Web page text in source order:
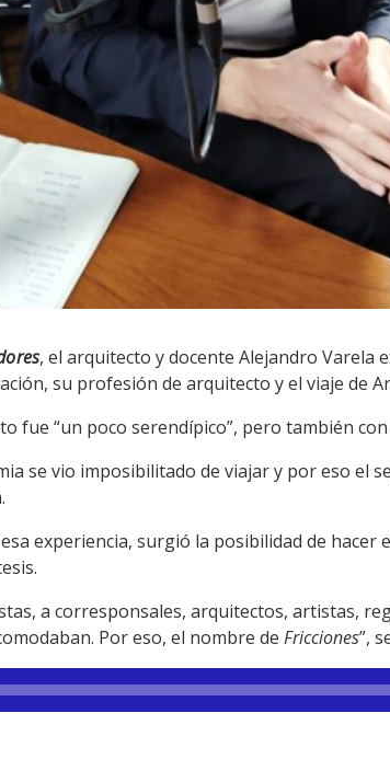
, el arquitecto y docente Alejandro Varela
su profesión de arquitecto y el viaje de
fue “un poco serendípico”, pero también
se vio imposibilitado de viajar y por eso el
experiencia, surgió la posibilidad de hacer
a corresponsales, arquitectos, artistas,
Por eso, el nombre de Fricciones”,